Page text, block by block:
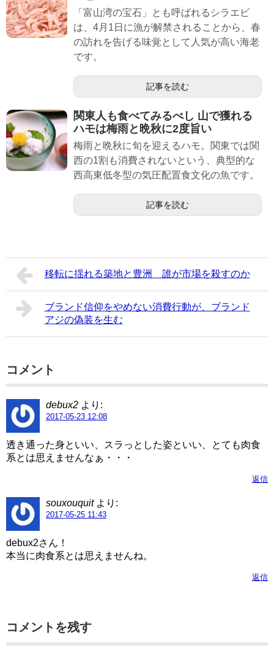
「富山湾の宝石」とも呼ばれるシラエビ
は、4月1日に漁が解禁されることから、春
の訪れを告げる味覚として人気が高い海老
です。
記事を読む
関東人も食べてみるべし 山で獲れる
ハモは梅雨と晩秋に2度旨い
梅雨と晩秋に旬を迎えるハモ。関東では関
西の1割も消費されないという、典型的な
西高東低冬型の気圧配置食文化の魚です。
記事を読む
移転に揺れる築地と豊洲 誰が市場を殺すのか
ブランド信仰をやめない消費行動が、ブランド
アジの偽装を生む
コメント
debux2 より:
2017-05-23 12:08
透き通った身といい、スラっとした姿といい、とても肉食
系とは思えませんなぁ・・・
返信
souxouquit より:
2017-05-25 11:43
debux2さん！
本当に肉食系とは思えませんね。
返信
コメントを残す